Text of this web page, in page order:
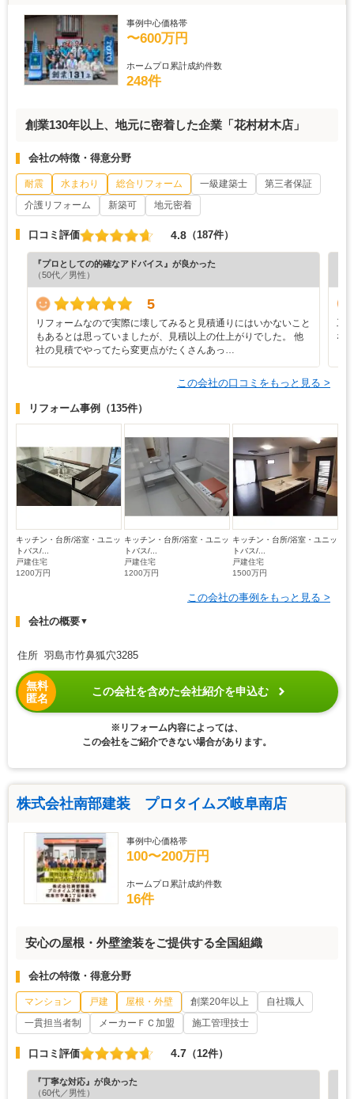
事例中心価格帯
〜600万円
ホームプロ累計成約件数
248件
創業130年以上、地元に密着した企業「花村材木店」
会社の特徴・得意分野
耐震 水まわり 総合リフォーム 一級建築士
第三者保証
介護リフォーム
新築可 地元密着
口コミ評価 4.8 （187件）
『プロとしての的確なアドバイス』が良かった
（50代／男性）
5
リフォームなので実際に壊してみると見積通りにはいかないこと
もあるとは思っていましたが、見積以上の仕上がりでした。 他
社の見積でやってたら変更点がたくさんあっ…
工
な
この会社の口コミをもっと見る >
リフォーム事例 （135件）
キッチン・台所/浴室・ユニッ
トバス/...
戸建住宅
1200万円
キッチン・台所/浴室・ユニッ
トバス/...
戸建住宅
1200万円
キッチン・台所/浴室・ユニッ
トバス/...
戸建住宅
1500万円
この会社の事例をもっと見る >
会社の概要▼
住所 羽島市竹鼻狐穴3285
無料
匿名
この会社を含めた会社紹介を申込む
※リフォーム内容によっては、
この会社をご紹介できない場合があります。
株式会社南部建装 プロタイムズ岐阜南店
事例中心価格帯
100〜200万円
ホームプロ累計成約件数
16件
安心の屋根・外壁塗装をご提供する全国組織
会社の特徴・得意分野
マンション 戸建 屋根・外壁 創業20年以上
自社職人
一貫担当者制
メーカーＦＣ加盟 施工管理技士
口コミ評価 4.7 （12件）
『丁寧な対応』が良かった
（60代／男性）